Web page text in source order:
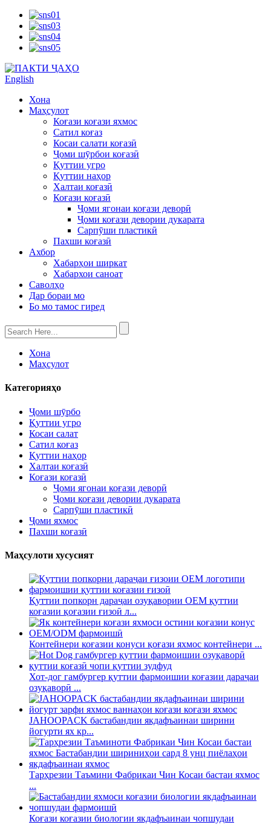
English
Хона
Маҳсулот
Коғази коғази яхмос
Сатил коғаз
Косаи салати коғазӣ
Ҷоми шӯрбои коғазӣ
Қуттии угро
Қуттии наҳор
Халтаи коғазӣ
Коғази коғазӣ
Ҷоми ягонаи коғази деворӣ
Ҷоми коғази девории дукарата
Сарпӯши пластикӣ
Пахши коғазӣ
Ахбор
Хабарҳои ширкат
Хабархои саноат
Саволҳо
Дар бораи мо
Бо мо тамос гиред
Хона
Маҳсулот
Категорияҳо
Ҷоми шӯрбо
Қуттии угро
Косаи салат
Сатил коғаз
Қуттии наҳор
Халтаи коғазӣ
Коғази коғазӣ
Ҷоми ягонаи коғази деворӣ
Ҷоми коғази девории дукарата
Сарпӯши пластикӣ
Ҷоми яхмос
Пахши коғазӣ
Маҳсулоти хусусият
Қуттии попкорн дараҷаи озуқавории OEM қуттии
коғазии қоғазии ғизоӣ л...
Контейнери коғазии конуси қоғази яхмос контейнери ...
Хот-дог гамбургер қуттии фармоишии коғазии дараҷаи
озуқаворӣ ...
JAHOOPACK бастабандии якдафъаинаи ширини
йогурти ях кр...
Тарҳрезии Таъмини Фабрикаи Чин Косаи бастаи яхмос
...
Коғази коғазии биологии якдафъаинаи чопшудаи